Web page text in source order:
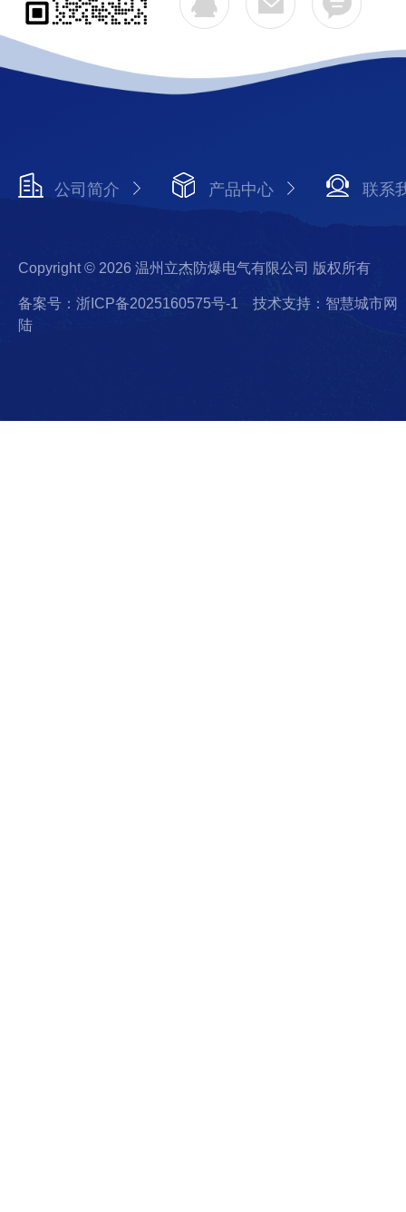
公司简介 产品中心 联系
Copyright © 2026 温州立杰防爆电气有限公司 版权所有
备案号：浙ICP备2025160575号-1
技术支持：智慧城市网
陆